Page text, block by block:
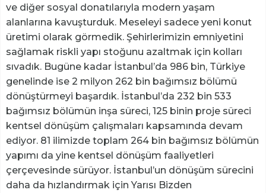
ve diğer sosyal donatılarıyla modern yaşam
alanlarına kavuşturduk. Meseleyi sadece yeni konut
üretimi olarak görmedik. Şehirlerimizin emniyetini
sağlamak riskli yapı stoğunu azaltmak için kolları
sıvadık. Bugüne kadar İstanbul’da 986 bin, Türkiye
genelinde ise 2 milyon 262 bin bağımsız bölümü
dönüştürmeyi başardık. İstanbul’da 232 bin 533
bağımsız bölümün inşa süreci, 125 binin proje süreci
kentsel dönüşüm çalışmaları kapsamında devam
ediyor. 81 ilimizde toplam 264 bin bağımsız bölümün
yapımı da yine kentsel dönüşüm faaliyetleri
çerçevesinde sürüyor. İstanbul’un dönüşüm sürecini
daha da hızlandırmak için Yarısı Bizden